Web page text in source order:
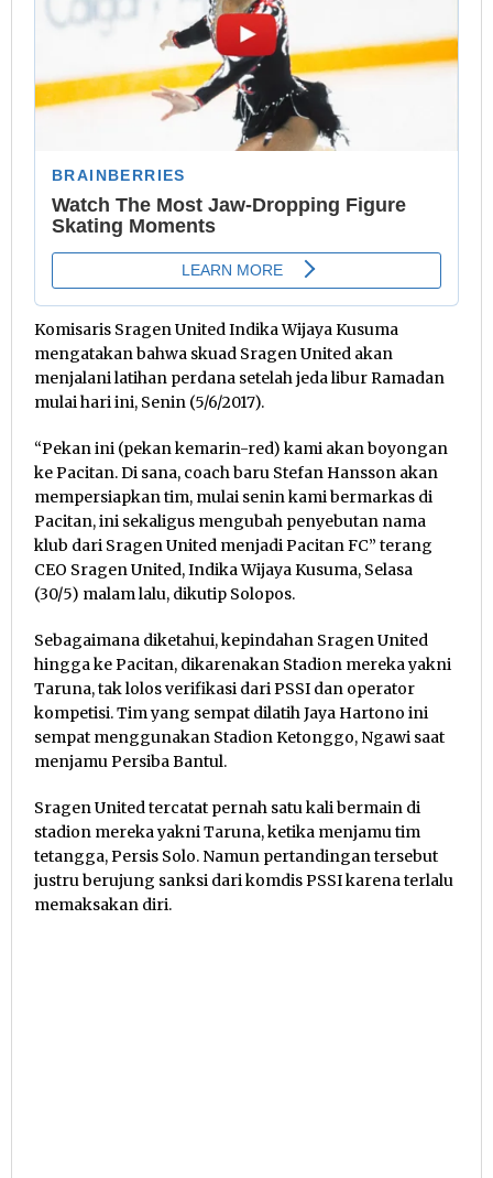
Komisaris Sragen United Indika Wijaya Kusuma
mengatakan bahwa skuad Sragen United akan
menjalani latihan perdana setelah jeda libur Ramadan
mulai hari ini, Senin (5/6/2017).
“Pekan ini (pekan kemarin-red) kami akan boyongan
ke Pacitan. Di sana, coach baru Stefan Hansson akan
mempersiapkan tim, mulai senin kami bermarkas di
Pacitan, ini sekaligus mengubah penyebutan nama
klub dari Sragen United menjadi Pacitan FC” terang
CEO Sragen United, Indika Wijaya Kusuma, Selasa
(30/5) malam lalu, dikutip Solopos.
Sebagaimana diketahui, kepindahan Sragen United
hingga ke Pacitan, dikarenakan Stadion mereka yakni
Taruna, tak lolos verifikasi dari PSSI dan operator
kompetisi. Tim yang sempat dilatih Jaya Hartono ini
sempat menggunakan Stadion Ketonggo, Ngawi saat
menjamu Persiba Bantul.
Sragen United tercatat pernah satu kali bermain di
stadion mereka yakni Taruna, ketika menjamu tim
tetangga, Persis Solo. Namun pertandingan tersebut
justru berujung sanksi dari komdis PSSI karena terlalu
memaksakan diri.